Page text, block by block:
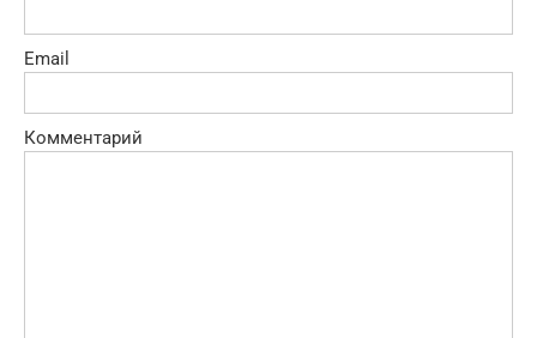
Email
Комментарий